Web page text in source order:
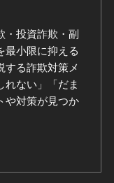
・投資詐欺・副
最小限に抑える
する詐欺対策メ
れない」「だま
や対策が見つか